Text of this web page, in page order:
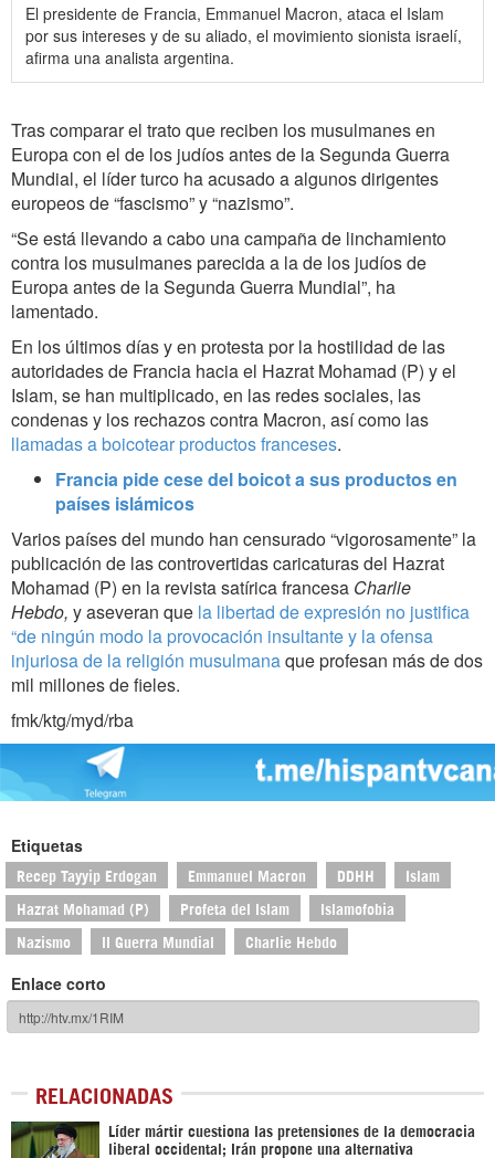
El presidente de Francia, Emmanuel Macron, ataca el Islam
por sus intereses y de su aliado, el movimiento sionista israelí,
afirma una analista argentina.
Tras comparar el trato que reciben los musulmanes en
Europa con el de los judíos antes de la Segunda Guerra
Mundial, el líder turco ha acusado a algunos dirigentes
europeos de “fascismo” y “nazismo”.
“Se está llevando a cabo una campaña de linchamiento
contra los musulmanes parecida a la de los judíos de
Europa antes de la Segunda Guerra Mundial”, ha
lamentado.
En los últimos días y en protesta porla hostilidad de las
autoridades de Francia hacia el Hazrat Mohamad (P) y el
Islam, se han multiplicado, en las redes sociales, las
condenas y los rechazos contra Macron, así como las
llamadas a boicotear productos franceses.
Francia pide cese del boicot a sus productos en
países islámicos
Varios países del mundo han censurado “vigorosamente” la
publicación de las controvertidas caricaturas del Hazrat
Mohamad (P) en la revista satírica francesa Charlie
Hebdo, y aseveran que la libertad de expresión no justifica
“de ningún modo la provocación insultante y la ofensa
injuriosa de la religión musulmanaque profesan más de dos
mil millones de fieles.
fmk/ktg/myd/rba
Etiquetas
Recep Tayyip Erdogan Emmanuel Macron DDHH Islam
Hazrat Mohamad (P) Profeta del Islam Islamofobia
Nazismo II Guerra Mundial Charlie Hebdo
Enlace corto
RELACIONADAS
Líder mártir cuestiona las pretensiones de la democracia
liberal occidental; Irán propone una alternativa